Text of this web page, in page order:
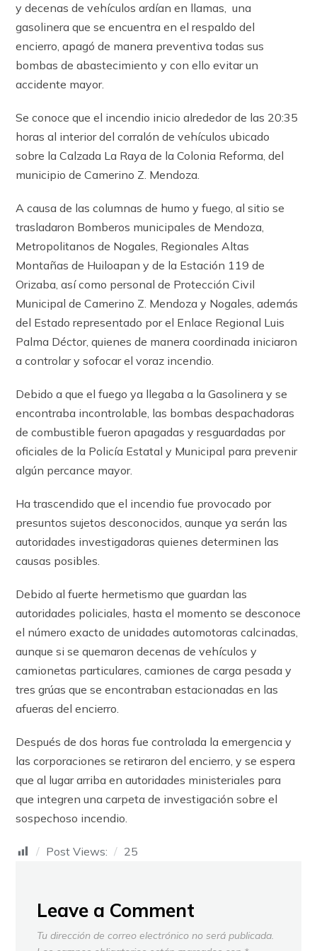
y decenas de vehículos ardían en llamas, una
gasolinera que se encuentra en el respaldo del
encierro, apagó de manera preventiva todas sus
bombas de abastecimiento y con ello evitar un
accidente mayor.
Se conoce que el incendio inicio alrededor de las 20:35
horas al interior del corralón de vehículos ubicado
sobre la Calzada La Raya de la Colonia Reforma, del
municipio de Camerino Z. Mendoza.
A causa de las columnas de humo y fuego, al sitio se
trasladaron Bomberos municipales de Mendoza,
Metropolitanos de Nogales, Regionales Altas
Montañas de Huiloapan y de la Estación 119 de
Orizaba, así como personal de Protección Civil
Municipal de Camerino Z. Mendoza y Nogales, además
del Estado representado por el Enlace Regional Luis
Palma Déctor, quienes de manera coordinada iniciaron
a controlar y sofocar el voraz incendio.
Debido a que el fuego ya llegaba a la Gasolinera y se
encontraba incontrolable, las bombas despachadoras
de combustible fueron apagadas y resguardadas por
oficiales de la Policía Estatal y Municipal para prevenir
algún percance mayor.
Ha trascendido que el incendio fue provocado por
presuntos sujetos desconocidos, aunque ya serán las
autoridades investigadoras quienes determinen las
causas posibles.
Debido al fuerte hermetismo que guardan las
autoridades policiales, hasta el momento se desconoce
el número exacto de unidades automotoras calcinadas,
aunque si se quemaron decenas de vehículos y
camionetas particulares, camiones de carga pesada y
tres grúas que se encontraban estacionadas en las
afueras del encierro.
Después de dos horas fue controlada la emergencia y
las corporaciones se retiraron del encierro, y se espera
que al lugar arriba en autoridades ministeriales para
que integren una carpeta de investigación sobre el
sospechoso incendio.
Post Views: 25
Leave a Comment
Tu dirección de correo electrónico no será publicada.